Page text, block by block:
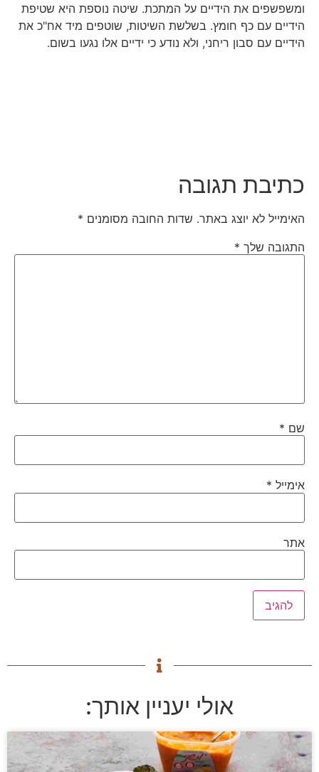
ומשפשפים את הידיים על המתכת. שיטה נוספת היא שטיפת
הידיים עם כף חומץ. בשלשת השיטות, שוטפים מיד אח"כ את
הידיים עם סבון ריחני, ולא נודע כי ידיים אלו נגעו בשום.
כתיבת תגובה
האימייל לא יוצג באתר. שדות החובה מסומנים*
התגובה שלך*
שם*
אימייל*
אתר
אולי יעניין אותך: